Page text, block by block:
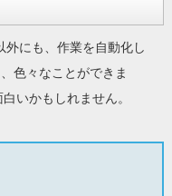
にも、作業を自動化し
色々なことができま
いかもしれません。